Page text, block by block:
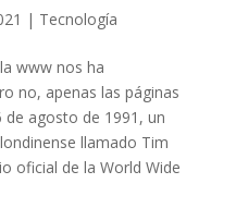
| Tecnología
www nos ha
no, apenas las páginas
de agosto de 1991, un
llamado Tim
oficial de la World Wide